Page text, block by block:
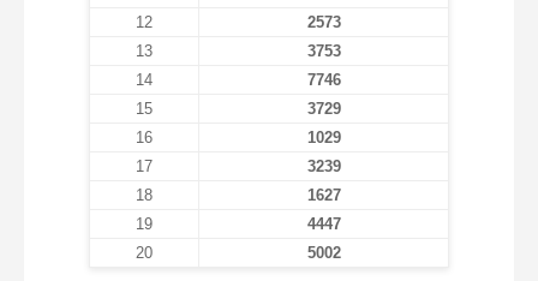
12
2573
13
3753
14
7746
15
3729
16
1029
17
3239
18
1627
19
4447
20
5002